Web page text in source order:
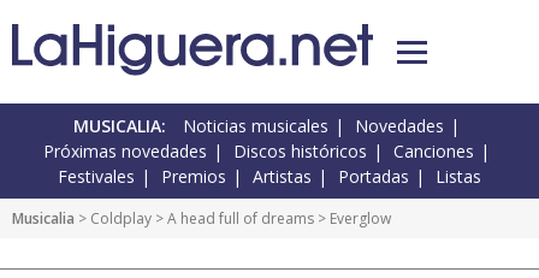
MUSICALIA: Noticias musicales
Novedades
Próximas novedades
Discos históricos
Canciones
Festivales
Premios Artistas Portadas Listas
Musicalia > Coldplay >A head full of dreams > Everglow